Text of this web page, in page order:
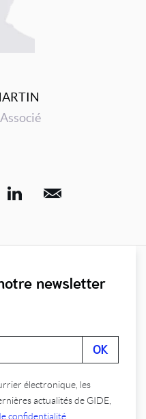
newsletter
électronique, les
actualités de GIDE,
confidentialité